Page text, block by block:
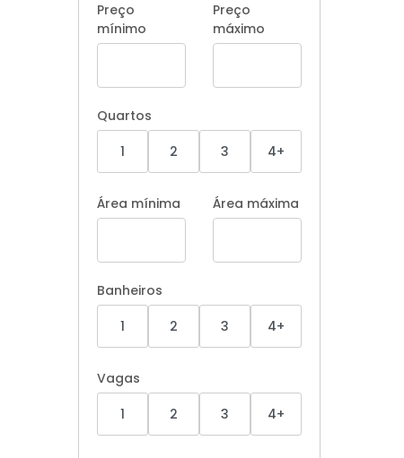
Preço
mínimo
Preço
máximo
Quartos
1
2 3 4+
Área mínima Área máxima
Banheiros
1
2 3 4+
Vagas
1
2 3 4+